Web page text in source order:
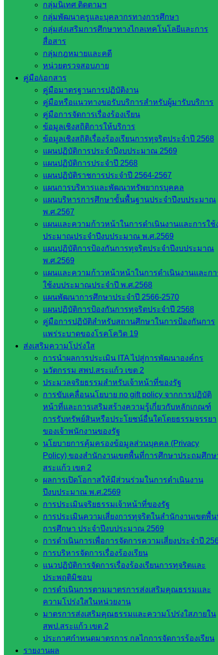
กลุ่มนิเทศ ติดตามฯ
กลุ่มพัฒนาครูและบุคลากรทางการศึกษา
กลุ่มส่งเสริมการศึกษาทางไกลเทคโนโลยีและการ
สื่อสาร
กลุ่มกฎหมายและคดี
หน่วยตรวจสอบภาย
คู่มือ/เอกสาร
คู่มือมาตรฐานการปฏิบัติงาน
คู่มือหรือแนวทางขอรับบริการสำหรับผู้มารับบริการ
คู่มือการจัดการเรื่องร้องเรียน
ข้อมูลเชิงสถิติการให้บริการ
ข้อมูลเชิงสถิติเรื่องร้องเรียนการทุจริตประจำปี 2568
แผนปฏิบัติการประจำปีงบประมาณ 2569
แผนปฏิบัติการประจำปี 2568
แผนปฏิบัติราชการประจำปี 2564-2567
แผนการบริหารและพัฒนาทรัพยากรบุคคล
แผนบริหารการศึกษาขั้นพื้นฐานประจำปีงบประมาณ
พ.ศ.2567
แผนและความก้าวหน้าในการดำเนินงานและการใช้
ประมาณประจำปีงบประมาณ พ.ศ.2569
แผนปฏิบัติการป้องกันการทุจริตประจำปีงบประมาณ
พ.ศ.2569
แผนและความก้าวหน้าหน้าในการดำเนินงานและก
ใช้งบประมาณประจำปี พ.ศ.2568
แผนพัฒนาการศึกษาประจำปี 2566-2570
แผนปฏิบัติการป้องกันการทุจริตประจำปี 2568
คู่มือการปฏิบัติสำหรับสถานศึกษาในการป้องกันการ
แพร่ระบาดของโรคโควิด 19
ส่งเสริมความโปร่งใส
การนำผลการประเมิน ITA ไปสู่การพัฒนาองค์กร
นวัตกรรม สพป.สระแก้ว เขต 2
ประมวลจริยธรรมสำหรับเจ้าหน้าที่ของรัฐ
การขับเคลื่อนนโยบาย no gift policy จากการปฏิบัติ
หน้าที่และการเสริมสร้างความรู้เกี่ยวกับหลักเกณฑ์
การรับทรัพย์สินหรือประโยชน์อื่นใดโดยธรรมจรรยา
ของเจ้าพนักงานของรัฐ
นโยบายการคุ้มครองข้อมูลส่วนบุคคล (Privacy
Policy) ของสำนักงานเขตพื้นที่การศึกษาประถมศึกษ
สระแก้ว เขต 2
ผลการเปิดโอกาสให้มีส่วนร่วมในการดำเนินงาน
ปีงบประมาณ พ.ศ.2569
การประเมินจริยธรรมเจ้าหน้าที่ของรัฐ
การประเมินความเสี่ยงการทุจริตในสำนักงานเขตพื้
การศึกษา ประจำปีงบประมาณ 2569
การดำเนินการเพื่อการจัดการความเสี่ยงประจำปี
การบริหารจัดการเรื่องร้องเรียน
แนวปฏิบัติการจัดการเรื่องร้องเรียนการทุจริตและ
ประพฤติมิชอบ
การดำเนินการตามมาตรการส่งเสริมคุณธรรมและ
ความโปร่งใสในหน่วยงาน
มาตรการส่งเสริมคุณธรรมและความโปร่งใสภายใน
สพป.สระแก้ว เขต 2
ประกาศกำหนดมาตรการ กลไกการจัดการร้องเรียน
รายงานผล
ถ่ายภาพและเนื้อหาข่าว : นางสาวรุ่งฤดี คงเล็ก
อำนวยการผลิต : นางสาวหทัยนุช สุวรรณโณ ครูชำนาญการ
พิเศษ รักษาการในตำแหน่งผู้อำนวยการโรงเรียน
+++ ภาพถ่ายทั้งหมด +++
184
โรงเรียนประชาเกษตรพัฒนา
หน่วยงาน
ที่เกี่ยวข้อง
กระทรวง
ศึกษาธิการ
กระทรวง
อุดมศึกษา
สำนักงาน
เลขาธิการ
สภาการ
สำนักงาน
คณะ
กรรมการ
การ
อาชีวศึกษา
สำนักงาน
กรรมการ
การศึกษา
ขั้นพื้น
รายชื่อ
มหาวิทยาลัย